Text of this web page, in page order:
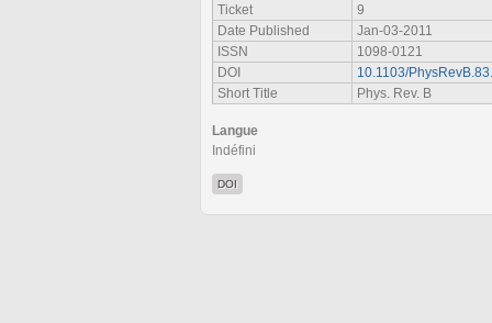
Ticket
9
Date Published
Jan-03-2011
ISSN
1098-0121
DOI
10.1103/
Short Title
Phys. Rev. B
Langue
Indéfini
DOI